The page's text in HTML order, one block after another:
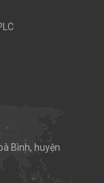
Bình, huyện